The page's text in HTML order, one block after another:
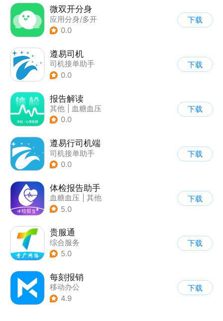
微双开分身
应用分身/多开
0.0
下载
遵易司机
司机接单助手
0.0
下载
报告解读
其他
血糖血压
0.0
下载
遵易行司机端
司机接单助手
0.0
下载
体检报告助手
血糖血压
其他
5.0
下载
贵服通
综合服务
5.0
下载
每刻报销
移动办公
4.9
下载